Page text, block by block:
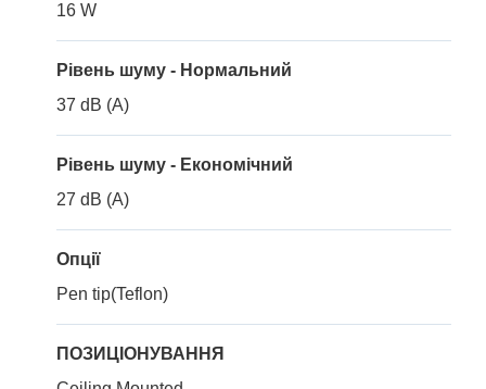
16 W
Рівень шуму - Нормальний
37 dB (A)
Рівень шуму - Економічний
27 dB (A)
Опції
Pen tip(Teflon)
ПОЗИЦІОНУВАННЯ